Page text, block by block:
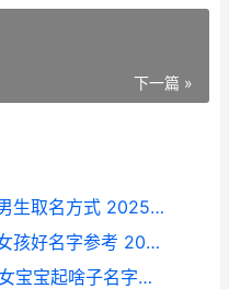
下一篇 »
2025年4月16号寅时出生的男生取名方式 2025年4月16日黄历查询
2025年4月14号出生缺水的女孩好名字参考 2025年4月14日是
2025年4月27号中午出生的女宝宝起啥子名字吉祥 2025年4月27日到今天多少天了